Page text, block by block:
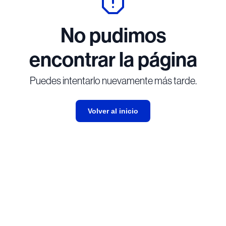
No pudimos
encontrar la página
Puedes intentarlo nuevamente más tarde.
Volver al inicio